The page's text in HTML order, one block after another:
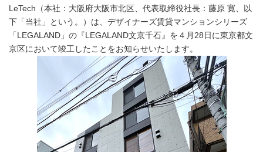
LeTech（本社：大阪府大阪市北区、代表取締役社長：藤原 寛、以
下「当社」という。）は、デザイナーズ賃貸マンションシリーズ
「LEGALAND」の『LEGALAND文京千石』を４月28日に東京都文
京区において竣工したことをお知らせいたします。